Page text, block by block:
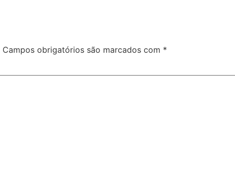
Campos obrigatórios são marcados com *